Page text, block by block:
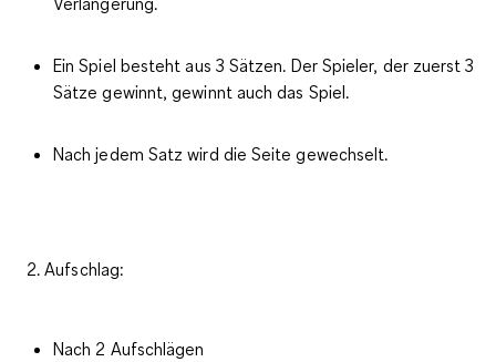
Ein Spiel besteht aus 3 Sätzen. Der Spieler, der zuerst 3
Sätze gewinnt, gewinnt auch das Spiel.
Nach jedem Satz wird die Seite gewechselt.
2. Aufschlag:
Nach 2 Aufschlägen